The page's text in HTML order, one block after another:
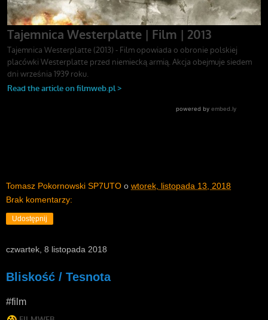
Tomasz Pokornowski SP7UTO o wtorek, listopada 13, 2018
Brak komentarzy:
Udostępnij
czwartek, 8 listopada 2018
Bliskość / Tesnota
#film